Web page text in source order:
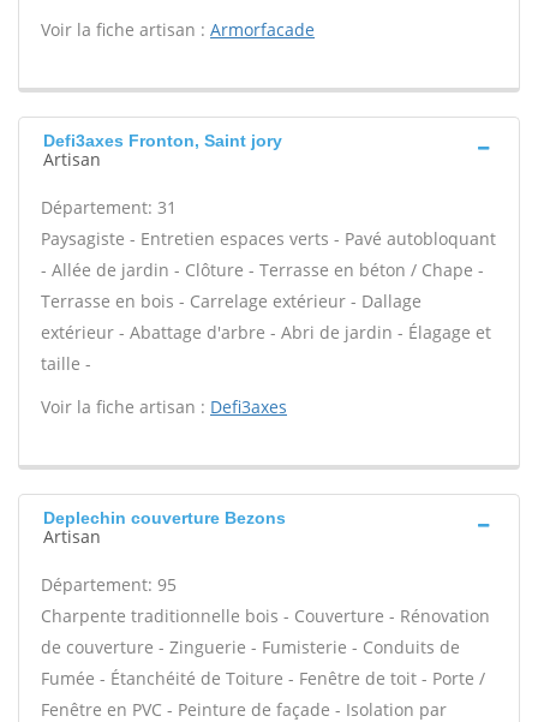
Voir la fiche artisan : Armorfacade
Defi3axes Fronton, Saint jory
Artisan
Département: 31
Paysagiste - Entretien espaces verts - Pavé autobloquant
- Allée de jardin - Clôture - Terrasse en béton / Chape -
Terrasse en bois - Carrelage extérieur - Dallage
extérieur - Abattage d'arbre - Abri de jardin - Élagage et
taille -
Voir la fiche artisan : Defi3axes
Deplechin couverture Bezons
Artisan
Département: 95
Charpente traditionnelle bois - Couverture - Rénovation
de couverture - Zinguerie - Fumisterie - Conduits de
Fumée - Étanchéité de Toiture - Fenêtre de toit - Porte /
Fenêtre en PVC - Peinture de façade - Isolation par